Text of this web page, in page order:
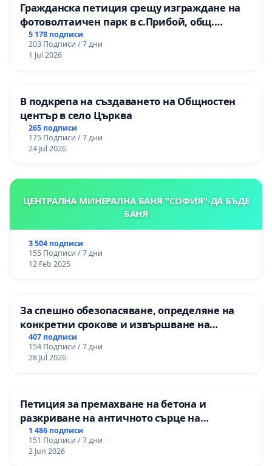
Гражданска петиция срещу изграждане на
фотоволтаичен парк в с.Прибой, общ.
Радомир
5 178 подписи
203 Подписи / 7 дни
1 Jul 2026
В подкрепа на създаването на Общностен
център в село Църква
265 подписи
175 Подписи / 7 дни
24 Jul 2026
ЦЕНТРАЛНА МИНЕРАЛНА БАНЯ "СОФИЯ"-ДА БЪДЕ
БАНЯ
3 504 подписи
155 Подписи / 7 дни
12 Feb 2025
За спешно обезопасяване, определяне на
конкретни срокове и извършване на
цялостна рехабилитация на
републиканския път между пътен възел АМ
„Тракия“ - гр. Ихтиман - с. Мирово - к.к.
407 подписи
154 Подписи / 7 дни
28 Jul 2026
Петиция за премахване на бетона и
разкриване на античното сърце на
Могиланската могила във Враца
1 486 подписи
151 Подписи / 7 дни
2 Jun 2026